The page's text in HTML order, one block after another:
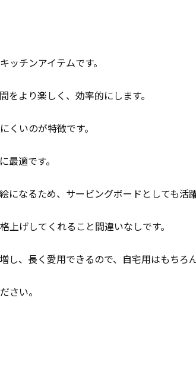
チンアイテムです。
より楽しく、効率的にします。
いのが特徴です。
適です。
なるため、サービングボードとしても活躍
げしてくれること間違いなしです。
、長く愛用できるので、自宅用はもちろ
さい。